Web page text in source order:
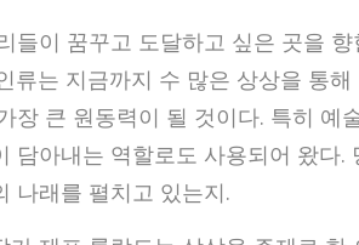
들이 꿈꾸고 도달하고 싶은 곳을
류는 지금까지 수 많은 상상을 통
장 큰 원동력이 될 것이다. 특히 예
담아내는 역할로도 사용되어 왔다.
나래를 펼치고 있는지.